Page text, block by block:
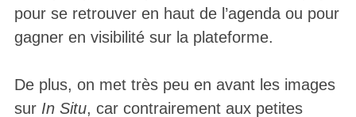
pour se retrouver en haut de l’agenda ou pour
gagner en visibilité sur la plateforme.
De plus, on met très peu en avant les images
sur In Situ, car contrairement aux petites